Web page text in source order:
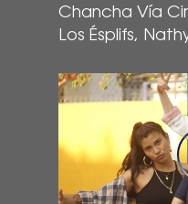
Chancha Vía
Los Ésplifs,